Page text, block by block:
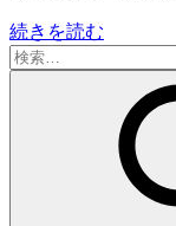
続きを読む
検
索: